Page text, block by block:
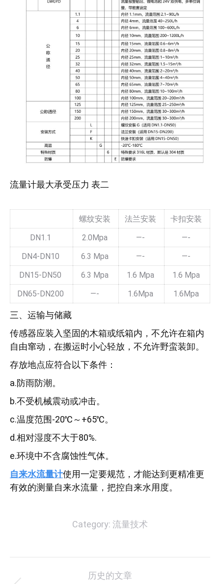
流量计最大承受压力 表二
螺纹安装 法兰安装
卡扣安装
DN1.1
2.0Mpa —-
—-
DN4-DN10
6.3 Mpa —-
—-
DN15-DN50
6.3 Mpa 1.6 Mpa
1.6 Mpa
DN65-DN200
—- 1.6Mpa 1.6Mpa
三、运输与储藏
传感器应装入坚固的木箱或纸箱内，不允许在箱内
自由窜动，在搬运时小心轻放，不允许野蛮装卸。
存放地点应符合以下条件：
a.防雨防潮。
b.不受机械震动或冲击。
c.温度范围-20℃～+65℃。
d.相对湿度不大于80%.
e.环境中不含腐蚀性气体。
自来水流量计使用一定要规范，才能达到更精准更
有效的测量自来水流量，把控自来水用度。
Category: 流量技术
历史的文章